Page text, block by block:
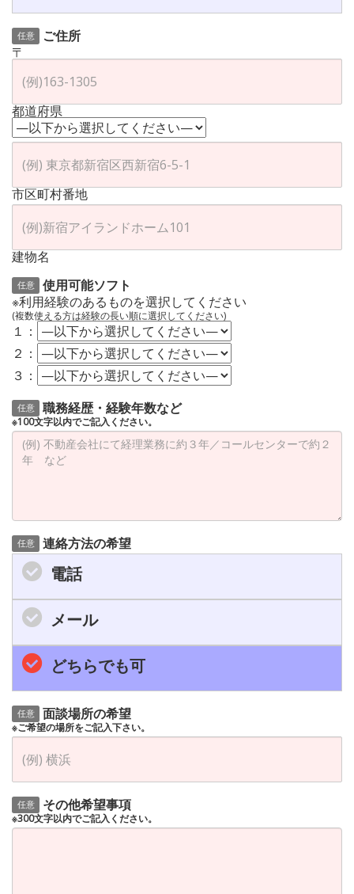
任意
ご住所
〒
都道府県
市区町村番地
建物名
任意
使用可能ソフト
※利用経験のあるものを選択してください
(複数使える方は経験の長い順に選択してください)
１：
２：
３：
任意 職務経歴・経験年数など
※100文字以内でご記入ください。
任意 連絡方法の希望
電話
メール
どちらでも可
任意 面談場所の希望
※ご希望の場所をご記入下さい。
任意 その他希望事項
※300文字以内でご記入ください。